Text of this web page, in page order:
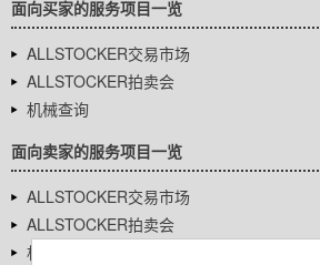
面向买家的服务项目一览
ALLSTOCKER交易市场
ALLSTOCKER拍卖会
机械查询
面向卖家的服务项目一览
ALLSTOCKER交易市场
ALLSTOCKER拍卖会
机械查询